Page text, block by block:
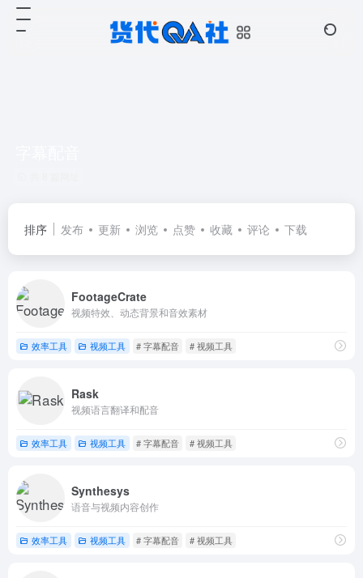
排序 发布 更新 浏览 点赞 收藏 评论 下载
FootageCrate
视频特效、动态背景和音效素材
效率工具 视频工具 # 字幕配音 # 视频工具
Rask
视频语言翻译和配音
效率工具 视频工具 # 字幕配音 # 视频工具
Synthesys
语音与视频内容创作
效率工具 视频工具 # 字幕配音 # 视频工具